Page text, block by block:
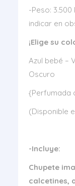
-Peso:
indicar en
¡Elige su
Azul bebé –
Oscuro
{Perfumada
(Disponible
-Incluye:
Chupete
calcetines,